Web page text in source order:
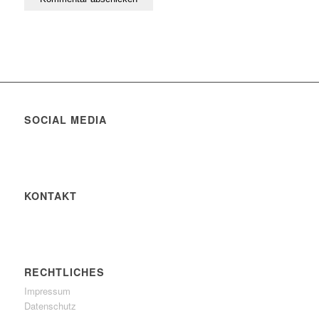
SOCIAL MEDIA
KONTAKT
RECHTLICHES
Impressum
Datenschutz